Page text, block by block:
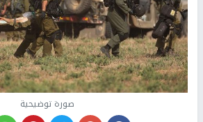
صورة توضيحية